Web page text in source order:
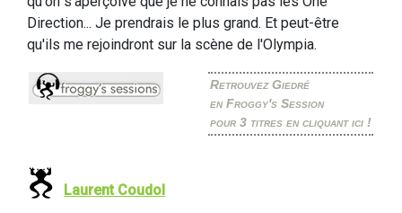
Direction... Je prendrais le plus grand. Et peut-être
qu'ils me rejoindront sur la scène de l'Olympia.
Retrouvez Giedré
en Froggy's Session
pour 3 titres en cliquant ici !
Laurent Coudol